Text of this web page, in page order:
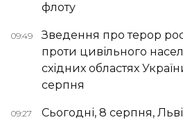
флоту
09:49
Зведення про терор
проти цивільного
східних областях
серпня
09:27
Сьогодні, 8 серпня,